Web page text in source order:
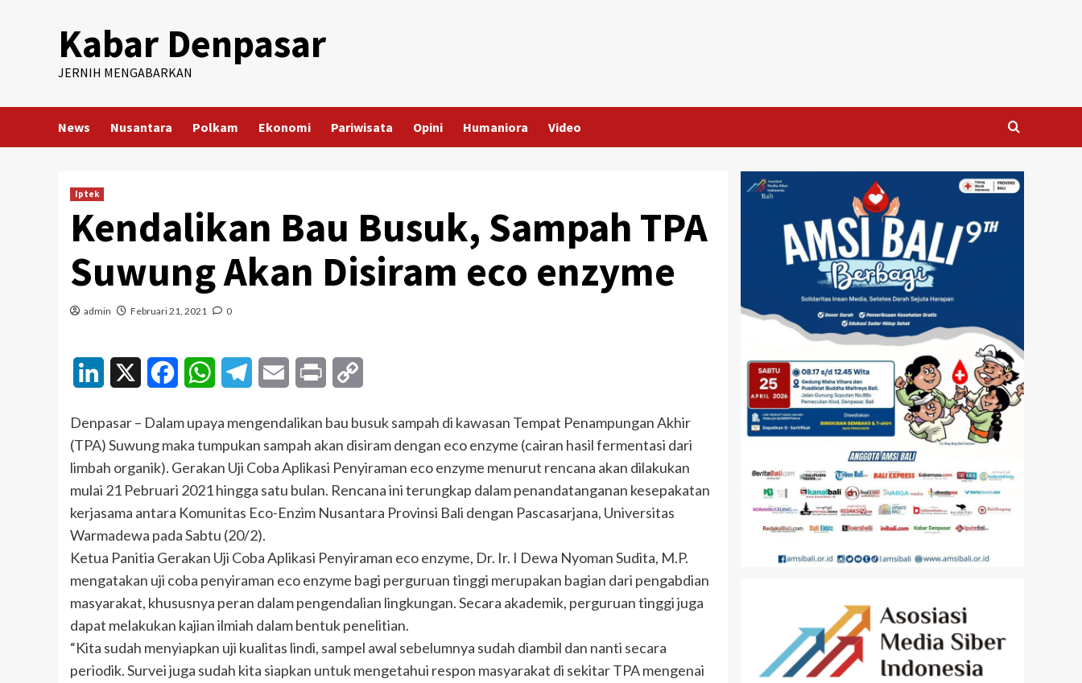
Kabar Denpasar
JERNIH MENGABARKAN
News Nusantara Polkam Ekonomi Pariwisata Opini Humaniora Video
Iptek
Kendalikan Bau Busuk, Sampah TPA
Suwung Akan Disiram eco enzyme
admin Februari 21, 2021 0
LinkedIn FacebookWhatsAppTelegramEmail Print
Denpasar – Dalam upaya mengendalikan bau busuk sampah di kawasan Tempat Penampungan Akhir
(TPA) Suwung maka tumpukan sampah akan disiram dengan eco enzyme (cairan hasil fermentasi dari
limbah organik). Gerakan Uji Coba Aplikasi Penyiraman eco enzyme menurut rencana akan dilakukan
mulai 21 Pebruari 2021 hingga satu bulan. Rencana ini terungkap dalam penandatanganan kesepakatan
kerjasama antara Komunitas Eco-Enzim Nusantara Provinsi Bali dengan Pascasarjana, Universitas
Warmadewa pada Sabtu (20/2).
Ketua Panitia Gerakan Uji Coba Aplikasi Penyiraman eco enzyme, Dr. Ir. I Dewa Nyoman Sudita, M.P.
mengatakan uji coba penyiraman eco enzyme bagi perguruan tinggi merupakan bagian dari pengabdian
masyarakat, khususnya peran dalam pengendalian lingkungan. Secara akademik, perguruan tinggi juga
dapat melakukan kajian ilmiah dalam bentuk penelitian.
“Kita sudah menyiapkan uji kualitas lindi, sampel awal sebelumnya sudah diambil dan nanti secara
periodik. Survei juga sudah kita siapkan untuk mengetahui respon masyarakat di sekitar TPA mengenai